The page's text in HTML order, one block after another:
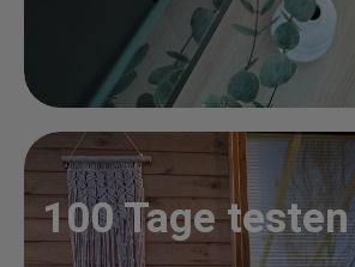
100 Tage testen